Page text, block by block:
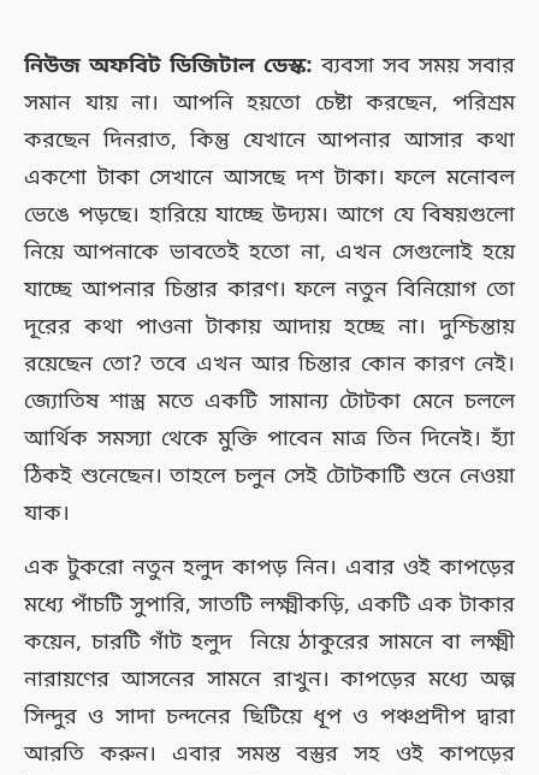
নিউজ অফবিট ডিজিটাল ডেস্ক: ব্যবসা সব সময় সবার
সমান যায় না। আপনি হয়তো চেষ্টা করছেন, পরিশ্রম
করছেন দিনরাত, কিন্তু যেখানে আপনার আসার কথা
একশো টাকা সেখানে আসছে দশ টাকা। ফলে মনোবল
ভেঙে পড়ছে। হারিয়ে যাচ্ছে উদ্যম। আগে যে বিষয়গুলো
নিয়ে আপনাকে ভাবতেই হতো না, এখন সেগুলোই হয়ে
যাচ্ছে আপনার চিন্তার কারণ। ফলে নতুন বিনিয়োগ তো
দূরের কথা পাওনা টাকায় আদায় হচ্ছে না। দুশ্চিন্তায়
রয়েছেন তো? তবে এখন আর চিন্তার কোন কারণ নেই।
জ্যোতিষ শাস্ত্র মতে একটি সামান্য টোটকা মেনে চললে
আর্থিক সমস্যা থেকে মুক্তি পাবেন মাত্র তিন দিনেই। হ্যাঁ
ঠিকই শুনেছেন। তাহলে চলুন সেই টোটকাটি শুনে নেওয়া
যাক।
এক টুকরো নতুন হলুদ কাপড় নিন। এবার ওই কাপড়ের
মধ্যে পাঁচটি সুপারি, সাতটি লক্ষ্মীকড়ি, একটি এক টাকার
কয়েন, চারটি গাঁট হলুদ নিয়ে ঠাকুরের সামনে বা লক্ষ্মী
নারায়ণের আসনের সামনে রাখুন। কাপড়ের মধ্যে অল্প
সিন্দুর ও সাদা চন্দনের ছিটিয়ে ধূপ ও পঞ্চপ্রদীপ দ্বারা
আরতি করুন। এবার সমস্ত বস্তুর সহ ওই কাপড়ের